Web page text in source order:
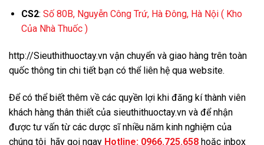
CS2: Số 80B, Nguyễn Công Trứ, Hà Đông, Hà Nội( Kho
Của Nhà Thuốc )
http://Sieuthithuoctay.vn vận chuyển và giao hàng trên toàn
quốc thông tin chi tiết bạn có thể liên hệ qua website.
Để có thể biết thêm về các quyền lợi khi đăng kí thành viên
khách hàng thân thiết của sieuthithuoctay.vn và để nhận
được tư vấn từ các dược sĩ nhiều năm kinh nghiệm của
chúng tôi hãy gọi ngay Hotline: 0966.725.658 hoặc inbox